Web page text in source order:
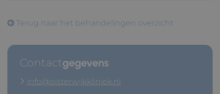
Terug naar het behandelingen overzicht
Contactgegevens
info@oisterwijkkliniek.nl